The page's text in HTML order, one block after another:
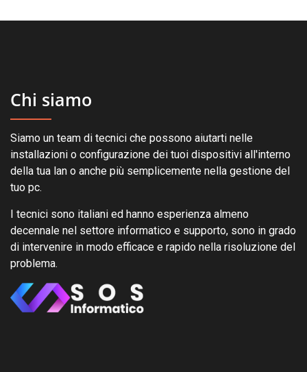
Chi siamo
Siamo un team di tecnici che possono aiutarti nelle
installazioni o configurazione dei tuoi dispositivi all'interno
della tua lan o anche più semplicemente nella gestione del
tuo pc.
I tecnici sono italiani ed hanno esperienza almeno
decennale nel settore informatico e supporto, sono in grado
di intervenire in modo efficace e rapido nella risoluzione del
problema.